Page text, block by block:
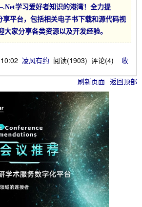
学习爱好者知识的港湾！全力提
享平台，包括相关电子书下载和源代码视
大家分享各类资源以及开发经验。
凌风有约 阅读(1903) 评论(4) 收
刷新页面 返回顶部